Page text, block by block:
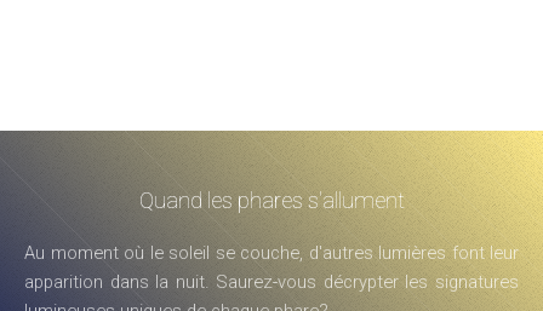
Quand les phares s'allument
Au moment où le soleil se couche, d'autres lumières font leur
apparition dans la nuit. Saurez-vous décrypter les signatures